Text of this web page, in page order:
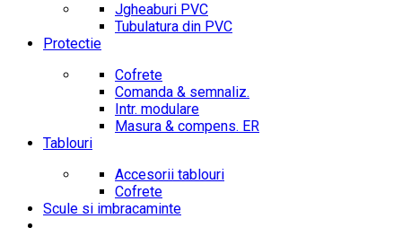
Jgheaburi PVC
Tubulatura din PVC
Protectie
Cofrete
Comanda & semnaliz.
Intr. modulare
Masura & compens. ER
Tablouri
Accesorii tablouri
Cofrete
Scule si imbracaminte